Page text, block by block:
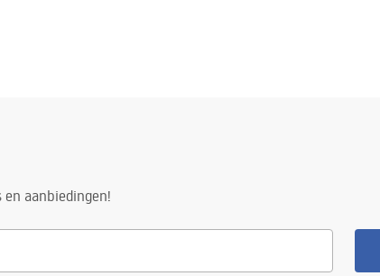
aanbiedingen!